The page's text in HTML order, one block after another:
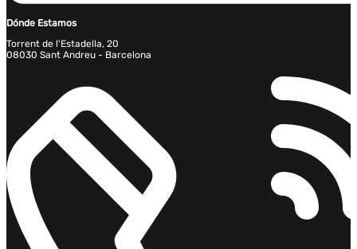
Dónde Estamos
Torrent de l'Estadella, 20
08030 Sant Andreu - Barcelona